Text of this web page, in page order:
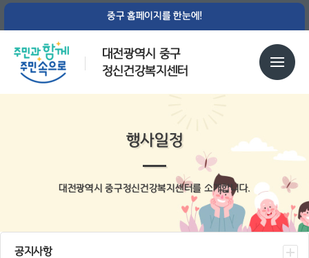
중구 홈페이지를 한눈에!
대전광역시 중구
정신건강복지센터
행사일정
대전광역시 중구정신건강복지센터를 소개합니다.
공지사항